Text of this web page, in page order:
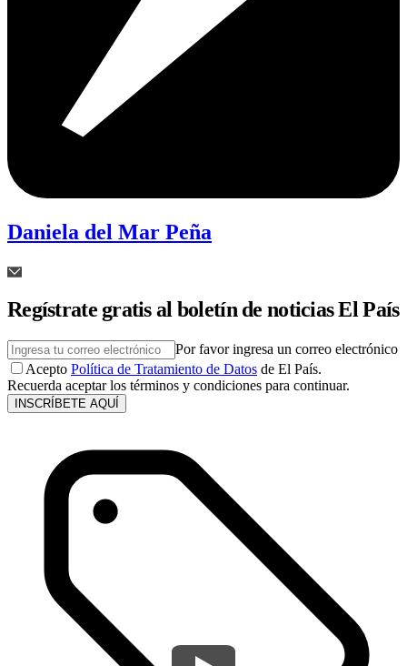
Daniela del Mar Peña
Regístrate gratis al boletín de noticias El País
Por favor ingresa un correo electrónico
Acepto Política de Tratamiento de Datos de El País.
Recuerda aceptar los términos y condiciones para continuar.
INSCRÍBETE AQUÍ